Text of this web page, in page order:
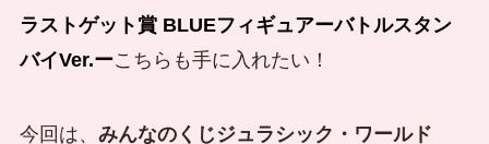
ラストゲット賞 BLUEフィギュアーバトルスタン
バイVer.ーこちらも手に入れたい！
今回は、 みんなのくじジュラシック・ワールド